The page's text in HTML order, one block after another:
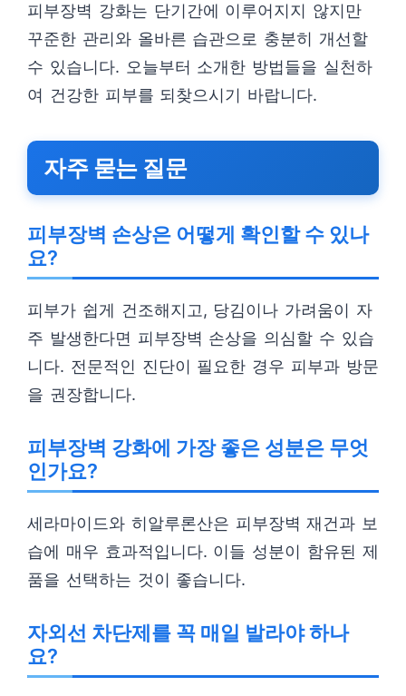
피부장벽 강화는 단기간에 이루어지지 않지만
꾸준한 관리와 올바른 습관으로 충분히 개선할
수 있습니다. 오늘부터 소개한 방법들을 실천하
여 건강한 피부를 되찾으시기 바랍니다.
자주 묻는 질문
피부장벽 손상은 어떻게 확인할 수 있나
요?
피부가 쉽게 건조해지고, 당김이나 가려움이 자
주 발생한다면 피부장벽 손상을 의심할 수 있습
니다. 전문적인 진단이 필요한 경우 피부과 방문
을 권장합니다.
피부장벽 강화에 가장 좋은 성분은 무엇
인가요?
세라마이드와 히알루론산은 피부장벽 재건과 보
습에 매우 효과적입니다. 이들 성분이 함유된 제
품을 선택하는 것이 좋습니다.
자외선 차단제를 꼭 매일 발라야 하나
요?